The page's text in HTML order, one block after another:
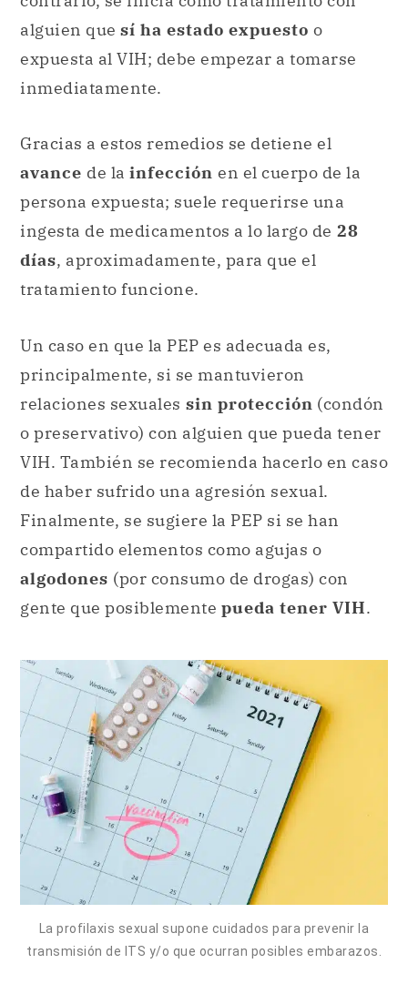
alguien que sí ha estado expuesto o
expuesta al VIH; debe empezar a tomarse
inmediatamente.
Gracias a estos remedios se detiene el
avance de la infección en el cuerpo de la
persona expuesta; suele requerirse una
ingesta de medicamentos a lo largo de 28
días, aproximadamente, para que el
tratamiento funcione.
Un caso en que la PEP es adecuada es,
principalmente, si se mantuvieron
relaciones sexuales sin protección (condón
o preservativo) con alguien que pueda tener
VIH. También se recomienda hacerlo en caso
de haber sufrido una agresión sexual.
Finalmente, se sugiere la PEP si se han
compartido elementos como agujas o
algodones (por consumo de drogas) con
gente que posiblemente pueda tener VIH.
La profilaxis sexual supone cuidados para prevenir la
transmisión de ITS y/o que ocurran posibles embarazos.